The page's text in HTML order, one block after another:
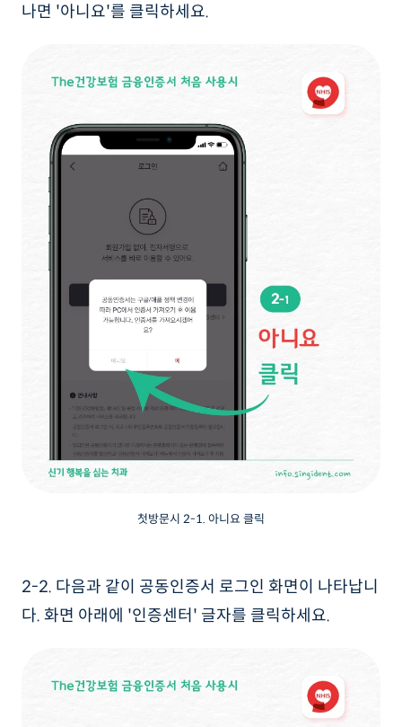
나면 '아니요'를 클릭하세요.
첫방문시 2-1. 아니요 클릭
2-2. 다음과 같이 공동인증서 로그인 화면이 나타납니
다. 화면 아래에 '인증센터' 글자를 클릭하세요.